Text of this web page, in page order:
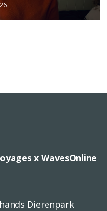
x WavesOnline
Dierenpark